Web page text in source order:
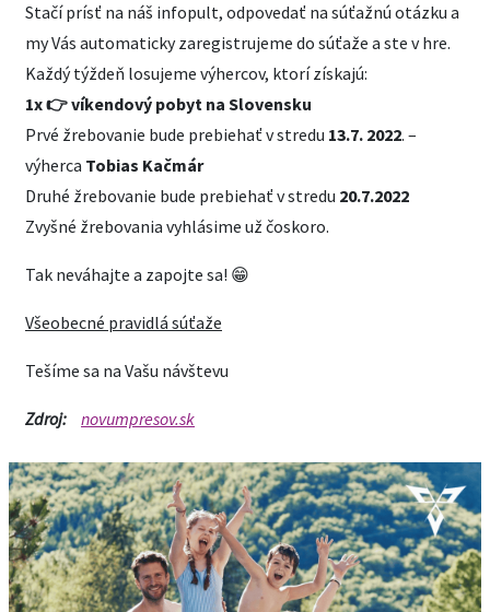
Stačí prísť na náš infopult, odpovedať na súťažnú otázku a
my Vás automaticky zaregistrujeme do súťaže a ste v hre.
Každý týždeň losujeme výhercov, ktorí získajú:
1x 👉 víkendový pobyt na Slovensku
Prvé žrebovanie bude prebiehať v stredu 13.7. 2022. –
výherca Tobias Kačmár
Druhé žrebovanie bude prebiehať v stredu 20.7.2022
Zvyšné žrebovania vyhlásime už čoskoro.
Tak neváhajte a zapojte sa! 😁
Všeobecné pravidlá súťaže
Tešíme sa na Vašu návštevu
Zdroj: novumpresov.sk